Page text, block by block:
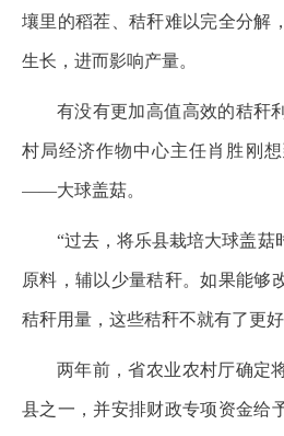
壤里的稻茬、秸秆难以完全分解
生长，进而影响产量。
有没有更加高值高效的秸秆
村局经济作物中心主任肖胜刚
——大球盖菇。
“过去，将乐县栽培大球盖菇
原料，辅以少量秸秆。如果能够
秸秆用量，这些秸秆不就有了更
两年前，省农业农村厅确定
县之一，并安排财政专项资金给